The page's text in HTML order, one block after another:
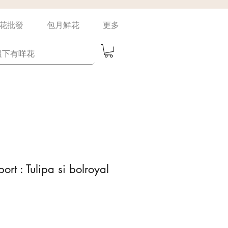
批發 包月鮮花 更多
: Tulipa si bolroyal